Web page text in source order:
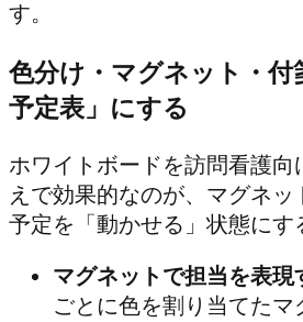
す。
色分け・マグネット・付
予定表」にする
ホワイトボードを訪問看護向
えで効果的なのが、マグネッ
予定を「動かせる」状態にす
マグネットで担当を表現
ごとに色を割り当てたマ